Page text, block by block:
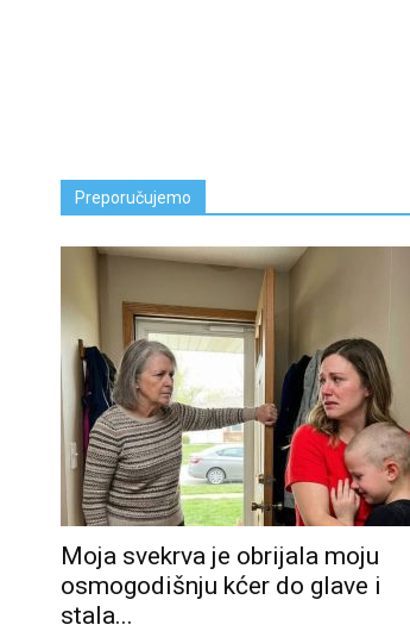
Preporučujemo
Moja svekrva je obrijala moju
osmogodišnju kćer do glave i
stala...